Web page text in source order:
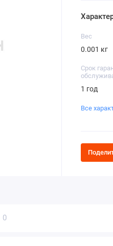
Вес
0.001 кг
Срок
1 год
Все
0